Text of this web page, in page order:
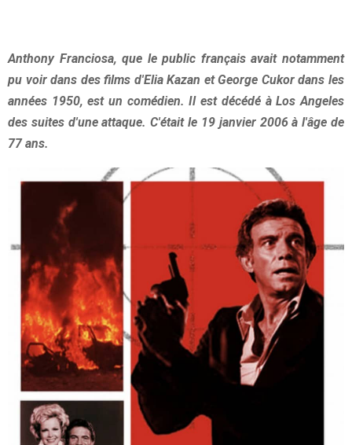
Anthony Franciosa, que le public français avait notamment
pu voir dans des films d'Elia Kazan et George Cukor dans les
années 1950, est un comédien. Il est décédé à Los Angeles
des suites d'une attaque. C'était le 19 janvier 2006 à l'âge de
77 ans.